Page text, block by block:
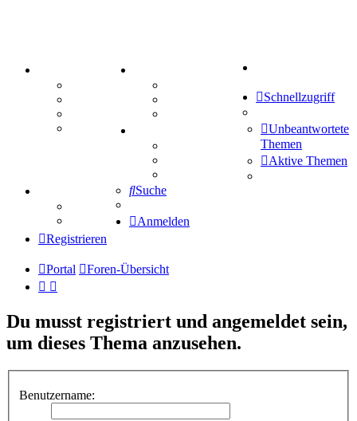
Mastodon
Treffenübersicht
Zitatesammlung
Schiffe versenken
Tipprunde
Comunio
Schnellzugriff
Unbeantwortete
Themen
Aktive Themen
Suche
Anmelden
Registrieren
Portal Foren-Übersicht
Du musst registriert und angemeldet sein,
um dieses Thema anzusehen.
Benutzername: